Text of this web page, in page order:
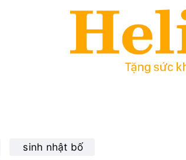
sinh nhật bố